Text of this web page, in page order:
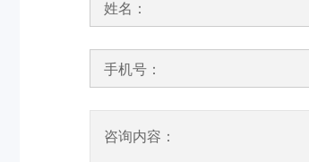
姓名：
手机号：
咨询内容：